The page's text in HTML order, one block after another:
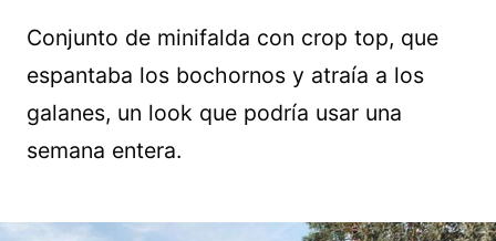
Conjunto de minifalda con crop top, que
espantaba los bochornos y atraía a los
galanes, un look que podría usar una
semana entera.